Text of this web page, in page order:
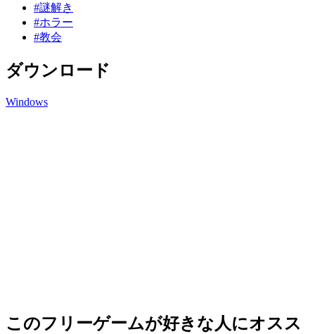
#謎解き
#ホラー
#教会
ダウンロード
Windows
このフリーゲームが好きな人にオスス